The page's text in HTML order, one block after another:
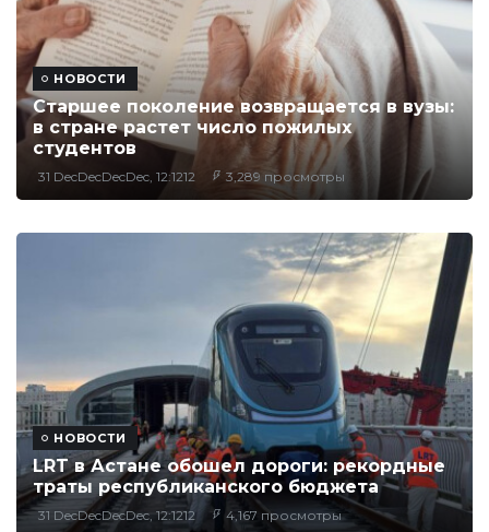
НОВОСТИ
Старшее поколение возвращается в вузы:
в стране растет число пожилых
студентов
31 DecDecDecDec, 12:1212 3,289 просмотры
НОВОСТИ
LRT в Астане обошел дороги: рекордные
траты республиканского бюджета
31 DecDecDecDec, 12:1212 4,167 просмотры